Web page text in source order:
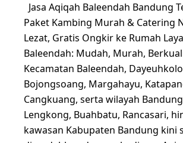
Jasa Aqiqah Baleendah Bandung
Paket Kambing Murah & Catering
Lezat, Gratis Ongkir ke Rumah
Baleendah: Mudah, Murah,
Kecamatan Baleendah,
Bojongsoang, Margahayu,
Cangkuang, serta wilayah
Lengkong, Buahbatu, Rancasari,
kawasan Kabupaten Bandung kini